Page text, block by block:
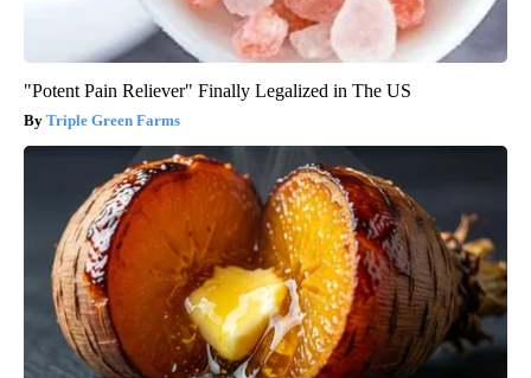
"Potent Pain Reliever" Finally Legalized in The US
Triple Green Farms